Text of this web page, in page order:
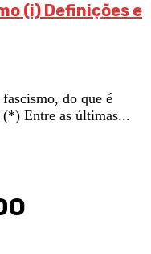
(i) Definições e
do que é
Entre as últimas...